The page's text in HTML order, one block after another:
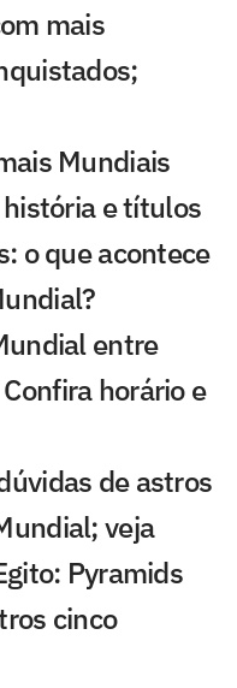
mais
Mundiais
e títulos
o que acontece
entre
horário e
de astros
veja
Pyramids
cinco